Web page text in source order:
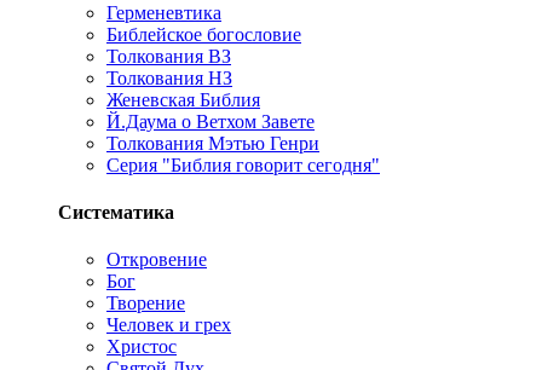
Герменевтика
Библейское богословие
Толкования ВЗ
Толкования НЗ
Женевская Библия
Й.Даума о Ветхом Завете
Толкования Мэтью Генри
Серия "Библия говорит сегодня"
Систематика
Откровение
Бог
Творение
Человек и грех
Христос